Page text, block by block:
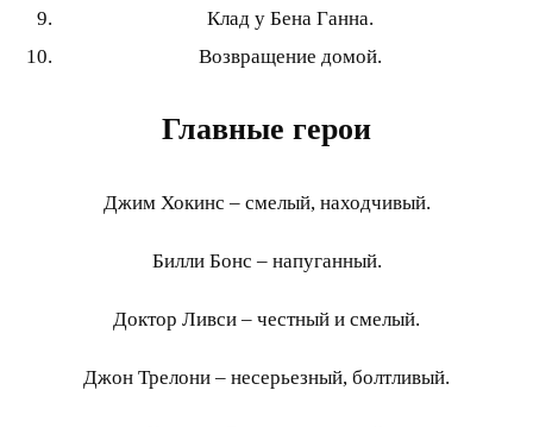
Клад у Бена Ганна.
Возвращение домой.
Главные герои
Джим Хокинс – смелый, находчивый.
Билли Бонс – напуганный.
Доктор Ливси – честный и смелый.
Джон Трелони – несерьезный, болтливый.